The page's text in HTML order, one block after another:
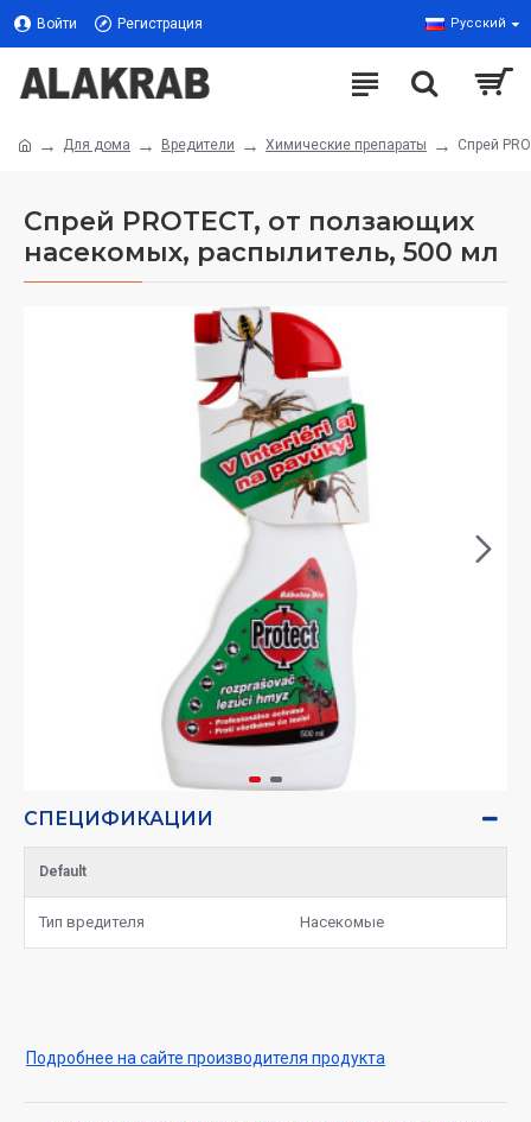
Войти Регистрация Русский
Для дома Вредители Химические препараты Спрей
Спрей PROTECT, от ползающих
насекомых, распылитель, 500 мл
СПЕЦИФИКАЦИИ
Default
Тип вредителя Насекомые
Подробнее на сайте производителя продукта